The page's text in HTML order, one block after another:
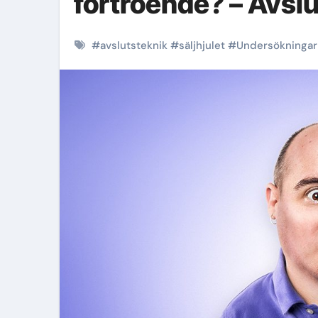
#avslutsteknik #säljhjulet #Undersökningar